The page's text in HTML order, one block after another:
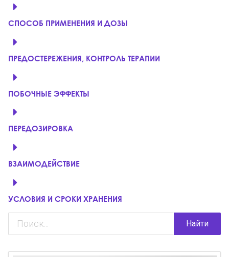
СПОСОБ ПРИМЕНЕНИЯ И ДОЗЫ
ПРЕДОСТЕРЕЖЕНИЯ, КОНТРОЛЬ ТЕРАПИИ
ПОБОЧНЫЕ ЭФФЕКТЫ
ПЕРЕДОЗИРОВКА
ВЗАИМОДЕЙСТВИЕ
УСЛОВИЯ И СРОКИ ХРАНЕНИЯ
Найти